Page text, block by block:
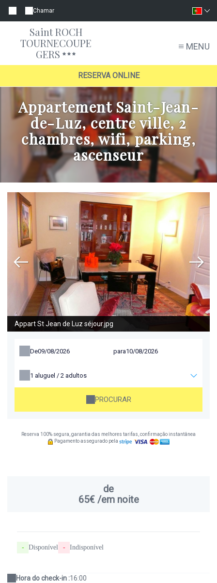
Chamar
Saint ROCH
TOURNECOUPE
GERS
MENU
RESERVA ONLINE
Appartement Saint-Jean-
de-Luz, centre ville, 2
chambres, wifi, parking,
ascenseur
Appart St Jean de Luz séjour.jpg
De para
1 aluguel / 2 adultos
PROCURAR
Reserva 100% segura, garantia das melhores tarifas, confirmação instantânea
Pagamento assegurado pela
de
65€/em noite
- Disponível - Indisponível
Hora do check-in :16:00